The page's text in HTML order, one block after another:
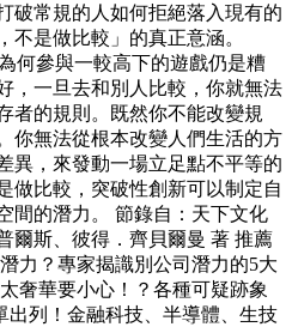
破常規的人如何拒絕落入現有的
不是做比較」的真正意涵。
何參與一較高下的遊戲仍是糟
，一旦去和別人比較，你就無法
者的規則。既然你不能改變規
你無法從根本改變人們生活的方
異，來發動一場立足點不平等的
做比較，突破性創新可以制定自
間的潛力。 節錄自：天下文化
爾斯、彼得．齊貝爾曼 著 推薦
力？專家揭識別公司潛力的5大
奢華要小心！？各種可疑跡象
出列！金融科技、半導體、生技